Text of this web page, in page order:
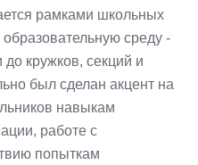
рамками школьных
среду -
до кружков, секций и
был сделан акцент на
навыкам
работе с
попыткам